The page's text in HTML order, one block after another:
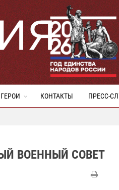
ГЕРОИ КОНТАКТЫ ПРЕСС-
ВОЕННЫЙ СОВЕТ